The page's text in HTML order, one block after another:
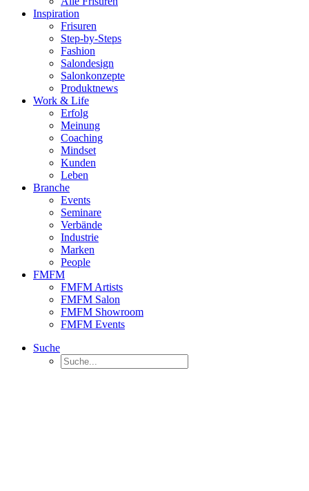
Inspiration
Frisuren
Step-by-Steps
Fashion
Salondesign
Salonkonzepte
Produktnews
Work & Life
Erfolg
Meinung
Coaching
Mindset
Kunden
Leben
Branche
Events
Seminare
Verbände
Industrie
Marken
People
FMFM
FMFM Artists
FMFM Salon
FMFM Showroom
FMFM Events
Suche